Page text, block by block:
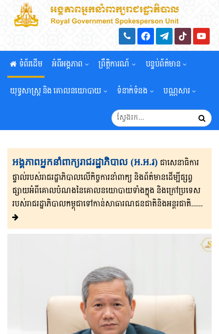
ទំព័រដើម អំពីអង្គភាព ព្រឹត្តិការណ៍ បន្ទប់ព័ត៌មាន
យុទ្ធសាស្រ្ត និង គោលនយោបាយ ទំនាក់ទំនង បណ្ណសារ
អង្គភាពអ្នកនាំពាក្យរាជរដ្ឋាភិបាល (អ.អ.រ) ជាសេនា​ធិ​កា​រ​​
ផ្ទាល់​របស់រាជរដ្ឋាភិ​បា​ល​លើ​កិច្ចការ​នាំពាក្យ និងព័ត៌មាន​ដើម្បីផ្សព្វ​
ផ្សាយ​​អំពីគោលបំណងនៃគោល​នយោបាយទាំងក្នុង និងក្រៅ​ប្រទេ​​ស​
របស់រាជរដ្ឋា​ភិ​បា​ល​កម្ពុជាទៅកាន់សាធារណជនជាតិនិងអន្តរជាតិ......